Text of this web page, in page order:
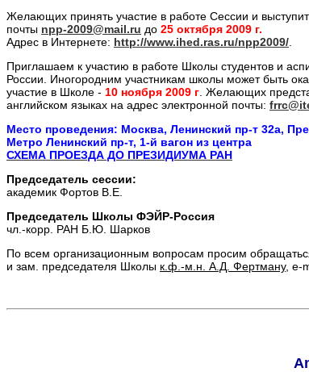
Желающих принять участие в работе Сессии и
почты npp-2009@mail.ru до 25 октября 2009 г.
Адрес в Интернете: http://www.ihed.ras.ru/npp2009/.
Приглашаем к участию в работе Школы студентов и
России. Иногородним участникам школы может быть
участие в Школе - 10 ноября 2009 г. Желающих
английском языках на адрес электронной почты:
Место проведения: Москва, Ленинский пр-т 32а,
Метро Ленинский пр-т, 1-й вагон из центра
СХЕМА ПРОЕЗДА ДО ПРЕЗИДИУМА РАН
Председатель сессии:
академик Фортов В.Е.
Председатель Школы ФЭЙР-Россия
чл.-корр. РАН Б.Ю. Шарков
По всем организационным вопросам просим
и зам. председателя Школы к.ф.-м.н. А.Д. Фертману, е-